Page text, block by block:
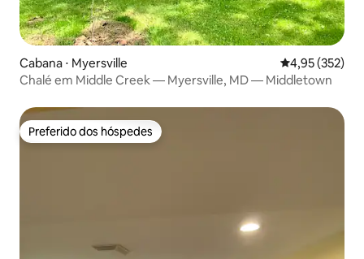
Cabana ⋅ Myersville 4,95 de uma
4,95 (352)
Chalé em Middle Creek — Myersville, MD — Middletown
Preferido dos hóspedes
Preferido dos hóspedes